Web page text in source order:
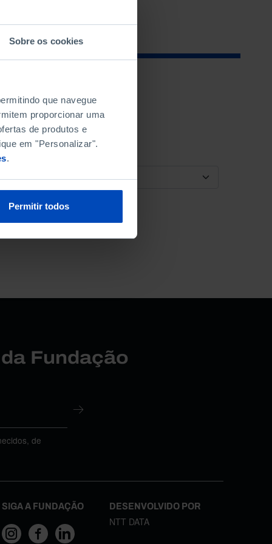
Sobre os cookies
que navegue
proporcionar uma
de produtos e
em "Personalizar".
.
Permitir todos
ORDENAR POR
Fundação
de
SIGA A FUNDAÇÃO DESENVOLVIDO POR
NTT DATA